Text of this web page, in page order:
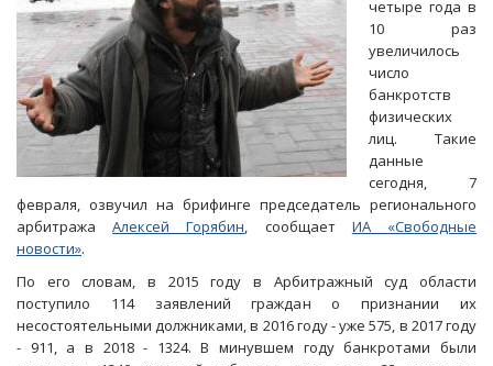
четыре года в
10 раз
увеличилось
число
банкротств
физических
лиц. Такие
данные
сегодня, 7
февраля, озвучил на брифинге председатель регионального
арбитражаАлексей Горябин, сообщает ИА «Свободные
новости».
По его словам, в 2015 году в Арбитражный суд области
поступило 114 заявлений граждан о признании их
несостоятельными должниками, в 2016 году - уже 575, в 2017 году
- 911, а в 2018 - 1324. В минувшем году банкротами были